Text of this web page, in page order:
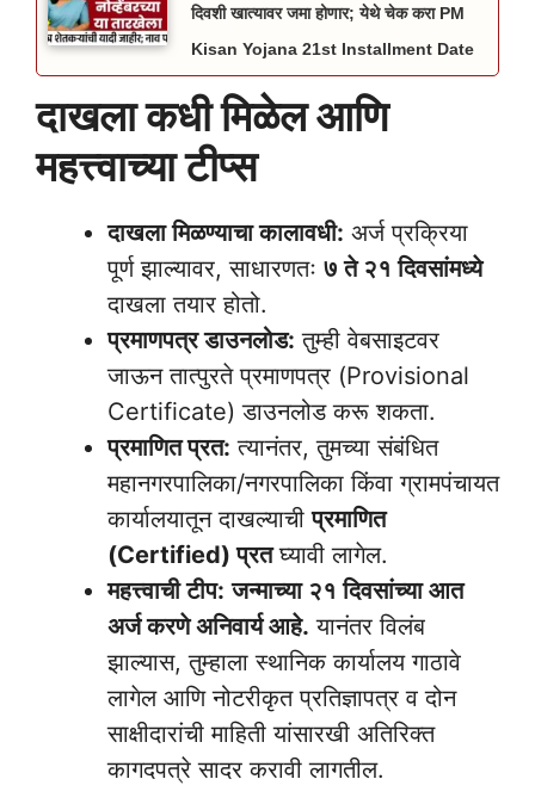
दिवशी खात्यावर जमा होणार; येथे चेक करा PM
Kisan Yojana 21st Installment Date
दाखला कधी मिळेल आणि
महत्त्वाच्या टीप्स
दाखला मिळण्याचा कालावधी: अर्ज प्रक्रिया
पूर्ण झाल्यावर, साधारणतः ७ ते २१ दिवसांमध्ये
दाखला तयार होतो.
प्रमाणपत्र डाउनलोड: तुम्ही वेबसाइटवर
जाऊन तात्पुरते प्रमाणपत्र (Provisional
Certificate) डाउनलोड करू शकता.
प्रमाणित प्रत: त्यानंतर, तुमच्या संबंधित
महानगरपालिका/नगरपालिका किंवा ग्रामपंचायत
कार्यालयातून दाखल्याचीप्रमाणित
(Certified) प्रतघ्यावी लागेल.
महत्त्वाची टीप: जन्माच्या २१ दिवसांच्या आत
अर्ज करणे अनिवार्य आहे. यानंतर विलंब
झाल्यास, तुम्हाला स्थानिक कार्यालय गाठावे
लागेल आणि नोटरीकृत प्रतिज्ञापत्र व दोन
साक्षीदारांची माहिती यांसारखी अतिरिक्त
कागदपत्रे सादर करावी लागतील.